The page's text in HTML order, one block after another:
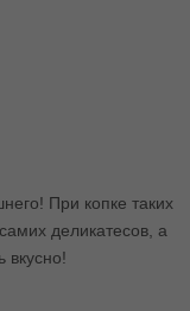
При копке таких
деликатесов, а
вкусно!